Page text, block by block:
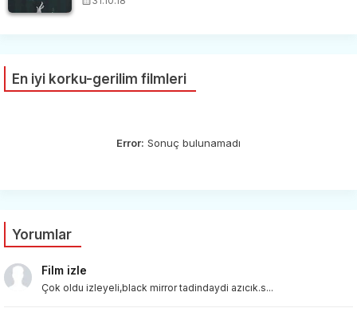
En iyi korku-gerilim filmleri
Error: Sonuç bulunamadı
Yorumlar
Film izle
Çok oldu izleyeli,black mirror tadindaydi azıcık.s...